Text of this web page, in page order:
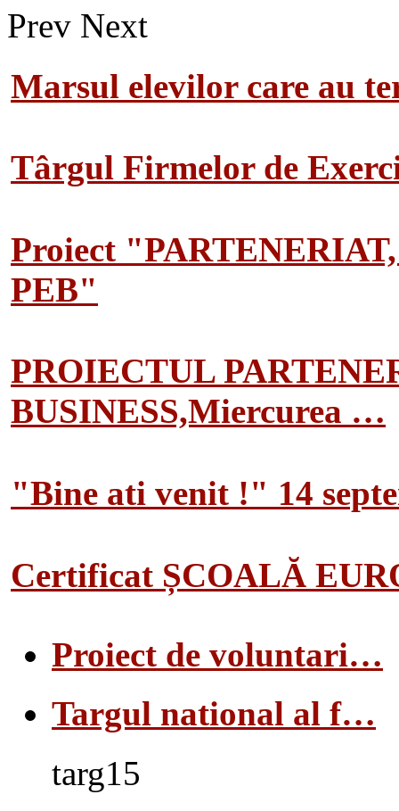
Prev Next
Marsul elevilor care au
Târgul Firmelor de
Proiect
PEB"
PROIECTUL
BUSINESS,Miercurea …
"Bine ati venit !" 14
Certificat ȘCOALĂ
Proiect de voluntari…
Targul national al f…
targ15